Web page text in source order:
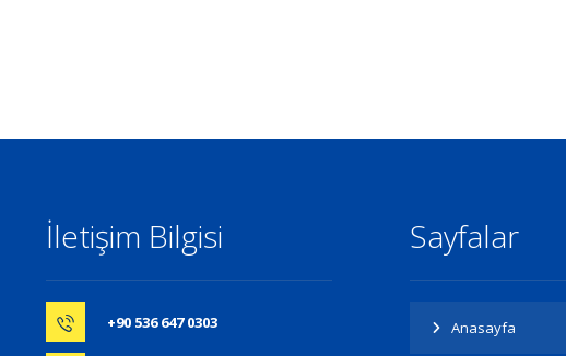
İletişim Bilgisi
+90 536 647 0303
Sayfalar
Anasayfa